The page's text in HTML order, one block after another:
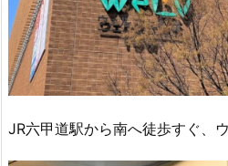
JR六甲道駅から南へ徒歩すぐ、